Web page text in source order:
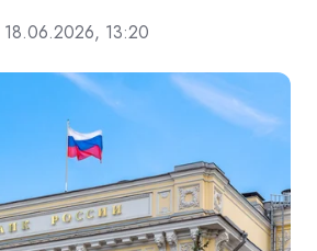
18.06.2026, 13:20